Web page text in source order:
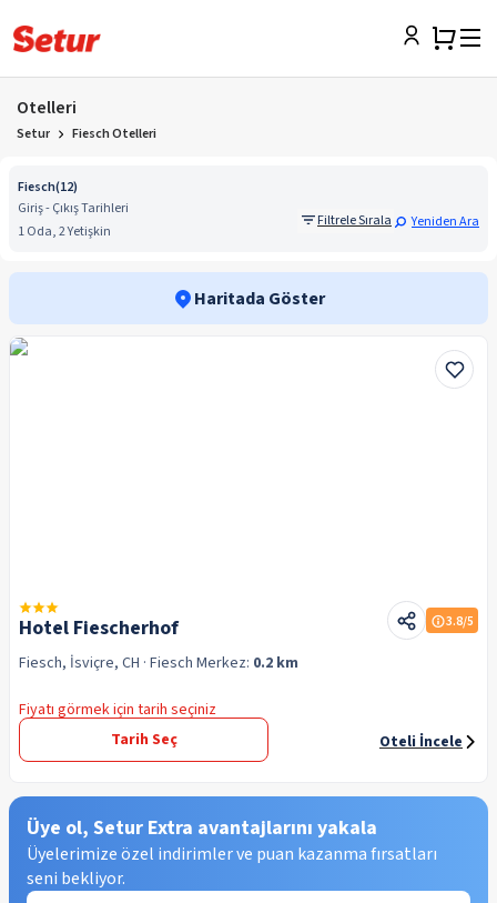
Otelleri
Setur Fiesch Otelleri
Fiesch(12)
Giriş - Çıkış Tarihleri
1 Oda, 2 Yetişkin
Filtrele Sırala Yeniden Ara
Haritada Göster
Hotel Fiescherhof 3.8/5
Fiesch, İsviçre, CH · Fiesch Merkez: 0.2 km
Fiyatı görmek için tarih seçiniz
Tarih Seç
Oteli İncele
Üye ol, Setur Extra avantajlarını yakala
Üyelerimize özel indirimler ve puan kazanma fırsatları
seni bekliyor.